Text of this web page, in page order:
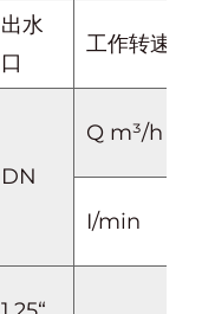
出水
口
工作转速
DN
Q m³/h
I/min